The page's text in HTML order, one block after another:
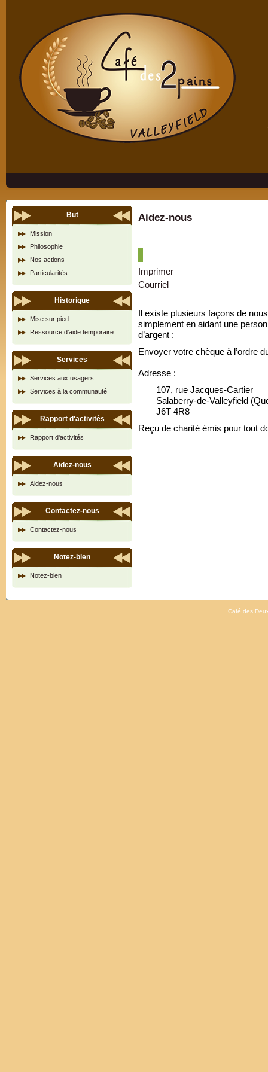
But
Mission
Philosophie
Nos actions
Particularités
Historique
Mise sur pied
Ressource d'aide temporaire
Services
Services aux usagers
Services à la communauté
Rapport d'activités
Rapport d'activités
Aidez-nous
Aidez-nous
Contactez-nous
Contactez-nous
Notez-bien
Notez-bien
Aidez-nous
Imprimer
Courriel
Il existe plusieurs façons de
simplement en aidant une
d’argent :
Envoyer votre chèque à l’ordre
Adresse :
107, rue Jacques-Cartier
Salaberry-de-Valleyfield
J6T 4R8
Reçu de charité émis pour tout
Café des